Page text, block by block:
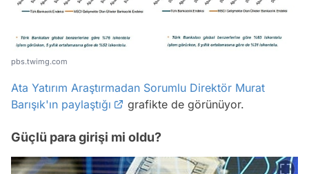
pbs.twimg.com
Ata Yatırım Araştırmadan Sorumlu Direktör Murat
Barışık'ın paylaştığı
grafikte de görünüyor.
Güçlü para girişi mi oldu?